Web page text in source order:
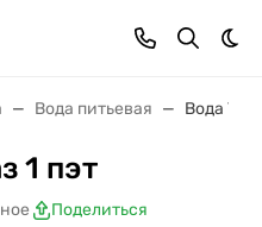
Вода питьевая Вода
1 пэт
Поделиться